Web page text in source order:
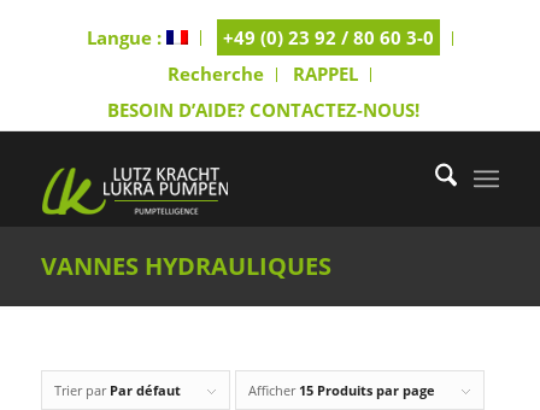
Langue :
+49 (0) 23 92 / 80 60 3-0
Recherche
RAPPEL
BESOIN D’AIDE? CONTACTEZ-NOUS!
VANNES HYDRAULIQUES
Trier par Par défaut Afficher 15 Produits par page